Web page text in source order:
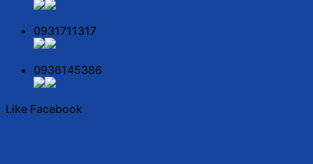
0931711317
0936145386
Like Facebook